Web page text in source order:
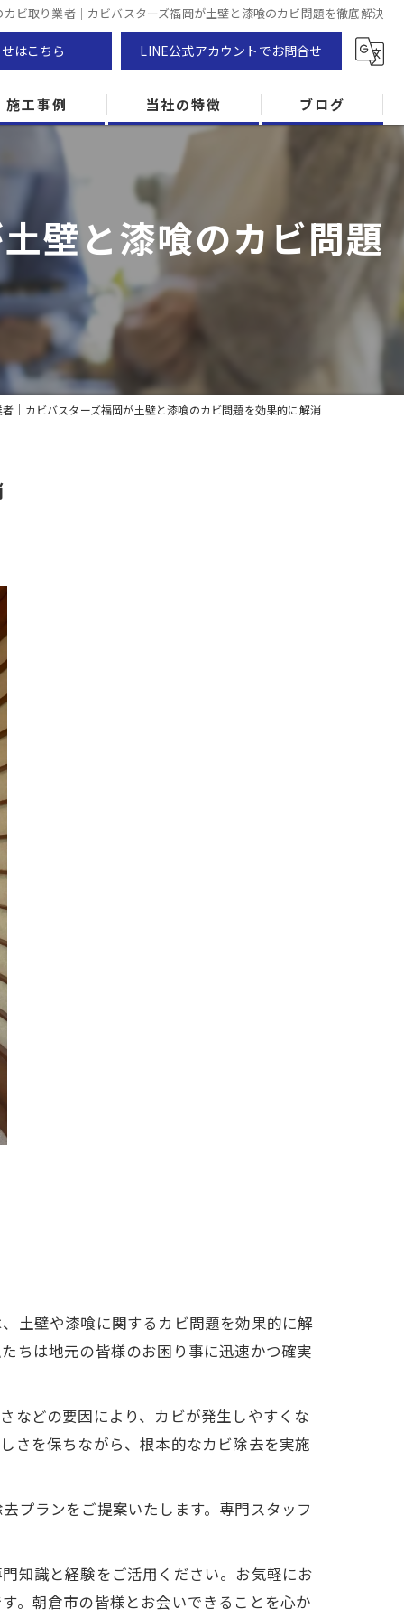
カビ取り業者｜カビバスターズ福岡が土壁と漆喰のカビ問題を徹底解決
はこちら LINE公式アカウントでお問合せ
施工事例 当社の特徴
防カビ
カビ専門
ZEH住宅
カビ検査
ブログ
壁と漆喰のカビ問題
｜カビバスターズ福岡が土壁と漆喰のカビ問題を効果的に解消
土壁や漆喰に関するカビ問題を効果的に解
ちは地元の皆様のお困り事に迅速かつ確実
などの要因により、カビが発生しやすくな
さを保ちながら、根本的なカビ除去を実施
プランをご提案いたします。専門スタッフ
知識と経験をご活用ください。お気軽にお
。朝倉市の皆様とお会いできることを心か